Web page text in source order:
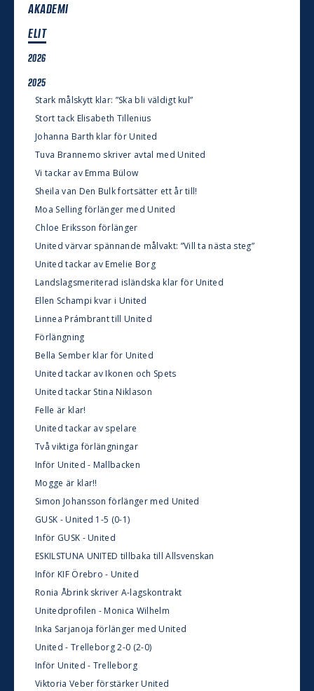
AKADEMI
ELIT
2026
2025
Stark målskytt klar: ”Ska bli väldigt kul”
Stort tack Elisabeth Tillenius
Johanna Barth klar för United
Tuva Brannemo skriver avtal med United
Vi tackar av Emma Bülow
Sheila van Den Bulk fortsätter ett år till!
Moa Selling förlänger med United
Chloe Eriksson förlänger
United värvar spännande målvakt: ”Vill ta nästa steg”
United tackar av Emelie Borg
Landslagsmeriterad isländska klar för United
Ellen Schampi kvar i United
Linnea Prámbrant till United
Förlängning
Bella Sember klar för United
United tackar av Ikonen och Spets
United tackar Stina Niklason
Felle är klar!
United tackar av spelare
Två viktiga förlängningar
Inför United - Mallbacken
Mogge är klar!!
Simon Johansson förlänger med United
GUSK - United 1-5 (0-1)
Inför GUSK - United
ESKILSTUNA UNITED tillbaka till Allsvenskan
Inför KIF Örebro - United
Ronia Åbrink skriver A-lagskontrakt
Unitedprofilen - Monica Wilhelm
Inka Sarjanoja förlänger med United
United - Trelleborg 2-0 (2-0)
Inför United - Trelleborg
Viktoria Veber förstärker United